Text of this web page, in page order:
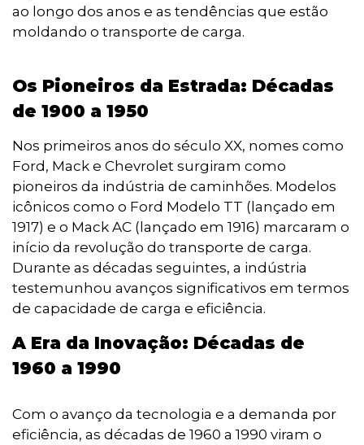
ao longo dos anos e as tendências que estão
moldando o transporte de carga.
Os Pioneiros da Estrada: Décadas
de 1900 a 1950
Nos primeiros anos do século XX, nomes como
Ford, Mack e Chevrolet surgiram como
pioneiros da indústria de caminhões. Modelos
icônicos como o Ford Modelo TT (lançado em
1917) e o Mack AC (lançado em 1916) marcaram o
início da revolução do transporte de carga.
Durante as décadas seguintes, a indústria
testemunhou avanços significativos em termos
de capacidade de carga e eficiência.
A Era da Inovação: Décadas de
1960 a 1990
Com o avanço da tecnologia e a demanda por
eficiência, as décadas de 1960 a 1990 viram o